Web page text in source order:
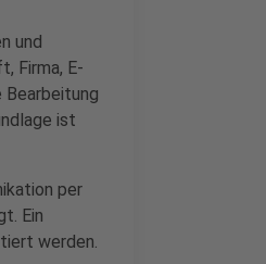
und
Firma, E-
ist
per
Ein
werden.